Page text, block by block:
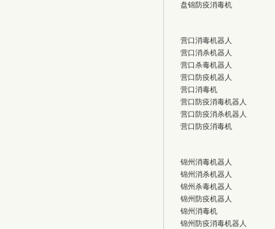
盘锦防疫消毒机
营口消毒机器人
营口消杀机器人
营口杀毒机器人
营口防疫机器人
营口消毒机
营口防疫消毒机器人
营口防疫消杀机器人
营口防疫消毒机
锦州消毒机器人
锦州消杀机器人
锦州杀毒机器人
锦州防疫机器人
锦州消毒机
锦州防疫消毒机器人